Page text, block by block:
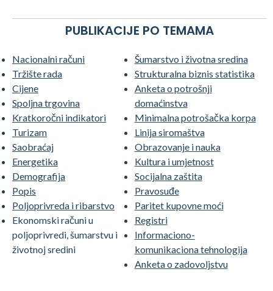
PUBLIKACIJE PO TEMAMA
Nacionalni računi
Tržište rada
Cijene
Spoljna trgovina
Kratkoročni indikatori
Turizam
Saobraćaj
Energetika
Demografija
Popis
Poljoprivreda i ribarstvo
Ekonomski računi u
poljoprivredi, šumarstvu i
životnoj sredini
Šumarstvo i životna sredina
Strukturalna biznis statistika
Anketa o potrošnji
domaćinstva
Minimalna potrošačka korpa
Linija siromaštva
Obrazovanje i nauka
Kultura i umjetnost
Socijalna zaštita
Pravosuđe
Paritet kupovne moći
Registri
Informaciono-
komunikaciona tehnologija
Anketa o zadovoljstvu